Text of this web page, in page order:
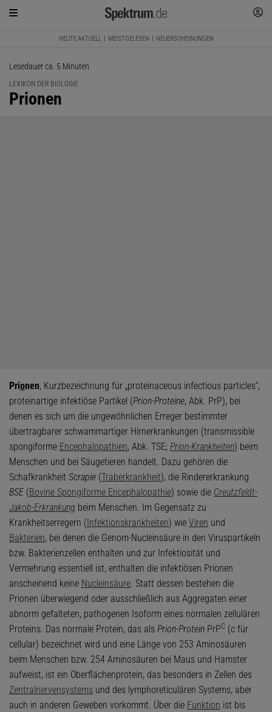
HEUTE AKTUELL MEISTGELESEN NEUERSCHEINUNGEN
Lesedauer ca. 5 Minuten
LEXIKON DER BIOLOGIE
:
Prionen
Prionen, Kurzbezeichnung für „proteinaceous infectious particles“,
proteinartige infektiöse Partikel (Prion-Proteine, Abk. PrP), bei
denen es sich um die ungewöhnlichen Erreger bestimmter
übertragbarer schwammartiger Hirnerkrankungen (transmissible
spongiforme Encephalopathien, Abk. TSE; Prion-Krankheiten) beim
Menschen und bei Säugetieren handelt. Dazu gehören die
Schafkrankheit Scrapie (Traberkrankheit), die Rindererkrankung
BSE (Bovine Spongiforme Encephalopathie) sowie die Creutzfeldt-
Jakob-Erkrankung beim Menschen. Im Gegensatz zu
Krankheitserregern (Infektionskrankheiten) wie Viren und
Bakterien, bei denen die Genom-Nucleinsäure in den Viruspartikeln
bzw. Bakterienzellen enthalten und zur Infektiosität und
Vermehrung essentiell ist, enthalten die infektiösen Prionen
anscheinend keine Nucleinsäure. Statt dessen bestehen die
Prionen überwiegend oder ausschließlich aus Aggregaten einer
abnorm gefalteten, pathogenen Isoform eines normalen zellulären
Proteins. Das normale Protein, das als Prion-Protein PrPC (c für
cellular) bezeichnet wird und eine Länge von 253 Aminosäuren
beim Menschen bzw. 254 Aminosäuren bei Maus und Hamster
aufweist, ist ein Oberflächenprotein, das besonders in Zellen des
Zentralnervensystems und des lymphoreticulären Systems, aber
auch in anderen Geweben vorkommt. Über die Funktion ist bis